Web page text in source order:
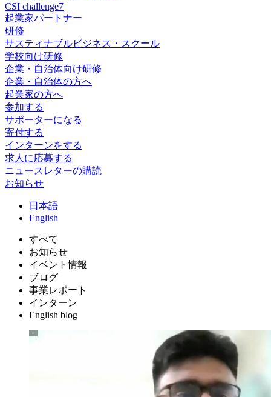
CSI challenge7
起業家パートナー
研修
サスティナブルビジネス・スクール
学校向け研修
企業・自治体向け研修
企業・自治体の方へ
起業家の方へ
参加する
サポーターになる
寄付する
インターンをする
求人に応募する
ニュースレターの購読
お知らせ
日 本語
English
すべて
お知らせ
イベント情報
ブログ
事業レポート
インターン
English blog